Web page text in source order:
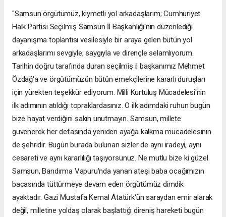
"Samsun örgütümüz, kıymetli yol arkadaşlarım; Cumhuriyet
Halk Partisi Seçilmiş Samsun İl Başkanlığı'nın düzenlediği
dayanışma toplantısı vesilesiyle bir araya gelen bütün yol
arkadaşlarımı sevgiyle, saygıyla ve dirençle selamlıyorum.
Tarihin doğru tarafında duran seçilmiş il başkanımız Mehmet
Özdağ'a ve örgütümüzün bütün emekçilerine kararlı duruşları
için yürekten teşekkür ediyorum. Milli Kurtuluş Mücadelesi'nin
ilk adımının atıldığı topraklardasınız. O ilk adımdaki ruhun bugün
bize hayat verdiğini sakın unutmayın. Samsun, millete
güvenerek her defasında yeniden ayağa kalkma mücadelesinin
de şehridir. Bugün burada bulunan sizler de aynı iradeyi, aynı
cesareti ve aynı kararlılığı taşıyorsunuz. Ne mutlu bize ki güzel
Samsun, Bandırma Vapuru'nda yanan ateşi baba ocağımızın
bacasında tüttürmeye devam eden örgütümüz dimdik
ayaktadır. Gazi Mustafa Kemal Atatürk'ün saraydan emir alarak
değil, milletine yoldaş olarak başlattığı direniş hareketi bugün